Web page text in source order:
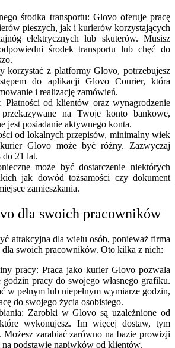
środka transportu: Glovo oferuje pracę
pieszych, jak i kurierów korzystających
elektrycznych lub skuterów. Musisz
środek transportu lub chęć do
korzystać z platformy Glovo, potrzebujesz
do aplikacji Glovo Courier, która
i realizację zamówień.
Płatności od klientów oraz wynagrodzenie
na Twoje konto bankowe,
jest posiadanie aktywnego konta.
od lokalnych przepisów, minimalny wiek
Glovo może być różny. Zazwyczaj
21 lat.
może być dostarczenie niektórych
jak dowód tożsamości czy dokument
zamieszkania.
dla swoich pracowników
atrakcyjna dla wielu osób, ponieważ firma
dla swoich pracowników. Oto kilka z nich:
pracy: Praca jako kurier Glovo pozwala
godzin pracy do swojego własnego grafiku.
w pełnym lub niepełnym wymiarze godzin,
do swojego życia osobistego.
Zarobki w Glovo są uzależnione od
wykonujesz. Im więcej dostaw, tym
Możesz zarabiać zarówno na bazie prowizji
na podstawie napiwków od klientów.